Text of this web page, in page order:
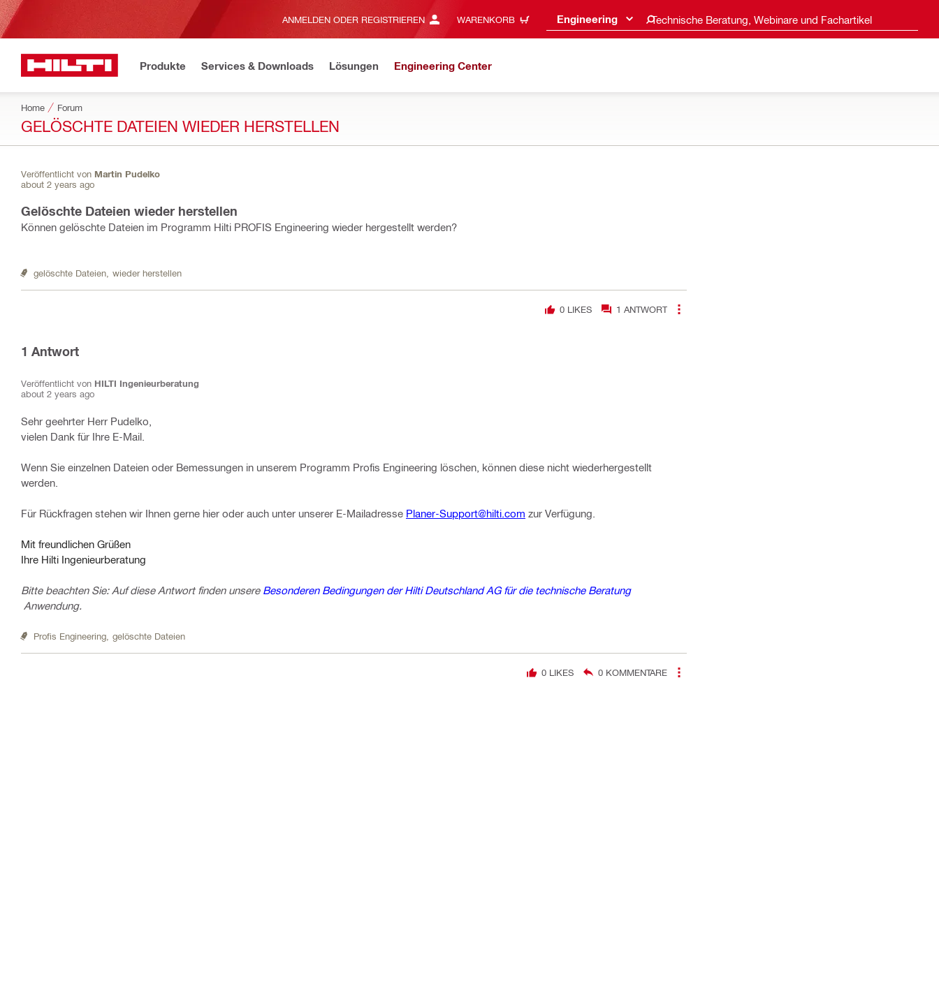
ANMELDEN ODER REGISTRIEREN WARENKORB Engineering Technische Beratung, Webinare und Fachartikel
Produkte Services & Downloads Lösungen Engineering Center
Home Forum
GELÖSCHTE DATEIEN WIEDER HERSTELLEN
Veröffentlicht von Martin Pudelko
about 2 years ago
Gelöschte Dateien wieder herstellen
Können gelöschte Dateien im Programm Hilti PROFIS Engineering wieder hergestellt werden?
gelöschte Dateien, wieder herstellen
0LIKES 1 ANTWORT
1 Antwort
Veröffentlicht von HILTI Ingenieurberatung
about 2 years ago
Sehr geehrter Herr Pudelko,
vielen Dank für Ihre E-Mail.
Wenn Sie einzelnen Dateien oder Bemessungen in unserem Programm Profis Engineering löschen, können diese nicht wiederhergestellt
werden.
Für Rückfragen stehen wir Ihnen gerne hier oder auch unter unserer E-Mailadresse Planer-Support@hilti.com zur Verfügung.
Mit freundlichen Grüßen
Ihre Hilti Ingenieurberatung
Bitte beachten Sie: Auf diese Antwort finden unsere Besonderen Bedingungen der Hilti Deutschland AG für die technische Beratung
Anwendung.
Profis Engineering, gelöschte Dateien
0LIKES 0 KOMMENTARE